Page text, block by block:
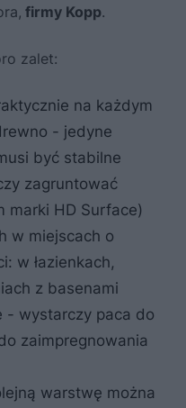
firmy Kopp.
zalet:
na każdym
- jedyne
być stabilne
zagruntować
marki HD Surface)
w miejscach o
w łazienkach,
z basenami
- wystarczy paca do
zaimpregnowania
warstwę można